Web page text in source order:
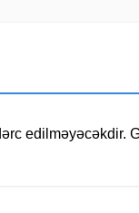
edilməyəcəkdir.